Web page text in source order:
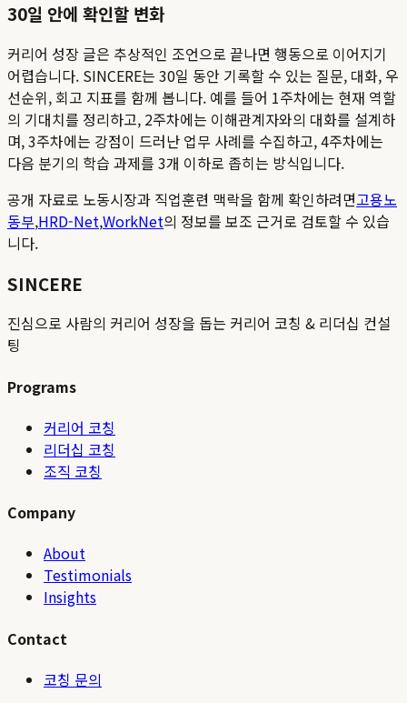
30일 안에 확인할 변화
커리어 성장 글은 추상적인 조언으로 끝나면 행동으로 이어지기
어렵습니다. SINCERE는 30일 동안 기록할 수 있는 질문, 대화, 우
선순위, 회고 지표를 함께 봅니다. 예를 들어 1주차에는 현재 역할
의 기대치를 정리하고, 2주차에는 이해관계자와의 대화를 설계하
며, 3주차에는 강점이 드러난 업무 사례를 수집하고, 4주차에는
다음 분기의 학습 과제를 3개 이하로 좁히는 방식입니다.
공개 자료로 노동시장과 직업훈련 맥락을 함께 확인하려면고용노
동부,HRD-Net,WorkNet의 정보를 보조 근거로 검토할 수 있습
니다.
SINCERE
진심으로 사람의 커리어 성장을 돕는 커리어 코칭 & 리더십 컨설
팅
Programs
커리어 코칭
리더십 코칭
조직 코칭
Company
About
Testimonials
Insights
Contact
코칭 문의